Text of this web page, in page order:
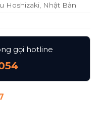
Hoshizaki, Nhật Bản
gọi hotline